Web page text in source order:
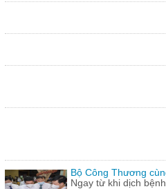
Bộ Công Thương
Ngay từ khi dịch